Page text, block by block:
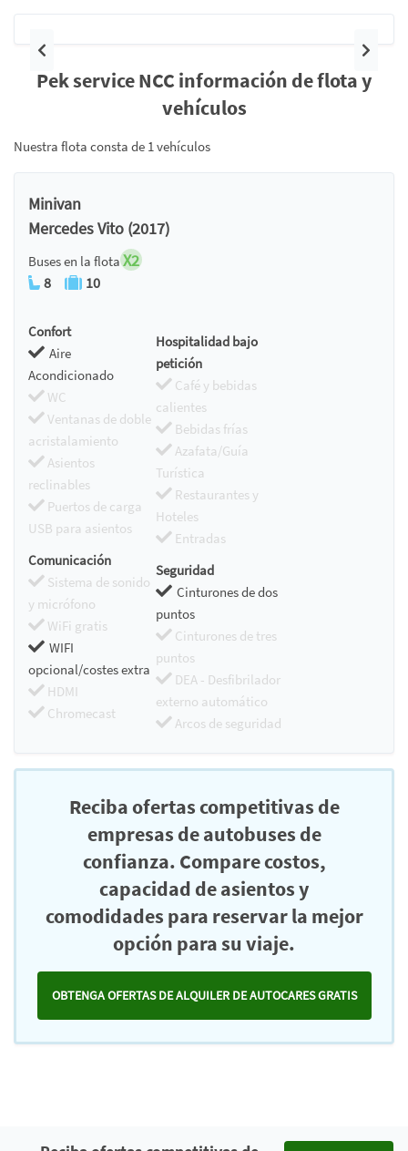
Anterior
Pek service NCC información de flota y
vehículos
Nuestra flota consta de 1 vehículos
Minivan
Mercedes Vito (2017)
Buses en la flota X2
8 10
Confort
Aire
Acondicionado
WC
Ventanas de doble
acristalamiento
Asientos
reclinables
Puertos de carga
USB para asientos
Hospitalidad bajo
petición
Café y bebidas
calientes
Bebidas frías
Azafata/Guía
Turística
Restaurantes y
Hoteles
Entradas
Comunicación
Sistema de sonido
y micrófono
WiFi gratis
WIFI
opcional/costes extra
HDMI
Chromecast
Seguridad
Cinturones de dos
puntos
Cinturones de tres
puntos
DEA - Desfibrilador
externo automático
Arcos de seguridad
Reciba ofertas competitivas de
empresas de autobuses de
confianza. Compare costos,
capacidad de asientos y
comodidades para reservar la mejor
opción para su viaje.
OBTENGA OFERTAS DE ALQUILER DE AUTOCARES GRATIS